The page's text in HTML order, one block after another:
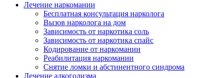
Лечение наркомании
Бесплатная консультация нарколога
Вызов нарколога на дом
Зависимость от наркотика соль
Зависимость от наркотика спайс
Кодирование от наркомании
Реабилитация наркомании
Снятие ломки и абстинентного синдрома
Лечение алкоголизма